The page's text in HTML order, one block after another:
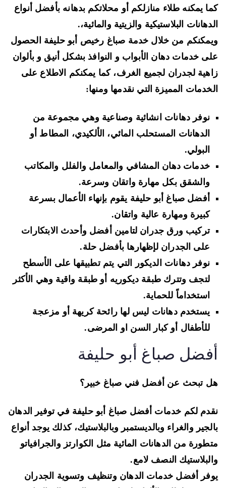
يمكنه طلاء منازلكم أو محلاتكم بدهانه بأفضل أنواع
البلاستيكية والزيتية والمائية،.
من خلال خدمة صباغ رخيص أبو حليفة الحصول
خدماتدهان الأبواب و النوافذ بشكل أنيق و بألوان
لجدران لجميع الغرف، كما يمكنكم الاطلاع على
المميزة التي نقدمها ومنها:
نوفردهانات انشائية وصناعيةوهي مجموعة من
الدهانات المستحلب المائي، الألكيدي، المطاط أو
البولي.
خدماتدهان المشافي والمعامل والفللوالمكاتب
والشقق بكل مهارة واتقان وسرعة.
أفضل صباغ أبو حليفة يقوم بإنهاء الأعمال بسرعة
كبيرة ومهارة عالية واتقان.
تركيب ورق جدرانلتامين أفضل وأحدث الابتكارات
على الجدران لإظهارها بأفضل حلة.
نوفردهانات الديكورالتي يتم تطبيقها على الأسطح
لتجف وتترك طبقة ديكوريه أو طبقة واقية وهي الأكثر
استخداماً للحماية.
يستخدم دهانات ليس لها رائحة كريهة أو مزعجة
للأطفال أو كبار السن او المرضى.
صباغ أبو حليفة
تبحث عن أفضل فني صباغ خبير؟
لكم خدمات أفضل صباغ أبو حليفة في توفيرالدهان
والغراء وبالديستمبر وبالبلاستيك، كذلك يوجد أنواع
من الدهانات المائية مثلالكوارتز والجرافياتو
النصف لامع.
أفضل خدمات الدهانوتنظيف وتسوية الجدران